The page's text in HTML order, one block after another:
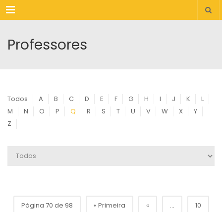
Menu
Professores
Todos A B C D E F G H I J K
L
M
N O P Q R S T U V W X
Y
Z
Página 70 de 98 « Primeira « ... 10